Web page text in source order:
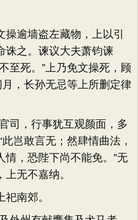
逾墙盗左藏物，上以引
诛之。谏议大夫萧钧谏
至死。”上乃免文操死，顾
，长孙无忌等上所删定律
，行事犹互观颜面，多
岂敢言无；然肆情曲法，
情，恐陛下尚不能免。”无
无不嘉纳。
南郊。